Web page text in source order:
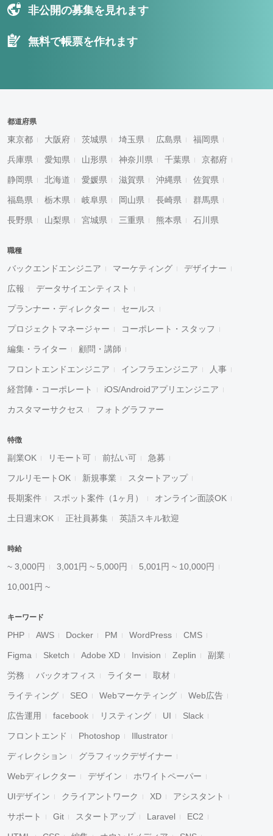
非公開の募集を見れます
無料で帳票を作れます
都道府県
東京都 大阪府 茨城県 埼玉県 広島県 福岡県
兵庫県 愛知県 山形県 神奈川県 千葉県 京都府
静岡県 北海道 愛媛県 滋賀県 沖縄県 佐賀県
福島県 栃木県 岐阜県 岡山県 長崎県 群馬県
長野県 山梨県 宮城県 三重県 熊本県 石川県
職種
バックエンドエンジニア マーケティング デザイナー
広報 データサイエンティスト
プランナー・ディレクター セールス
プロジェクトマネージャー コーポレート・スタッフ
編集・ライター 顧問・講師
フロントエンドエンジニア インフラエンジニア 人事
経営陣・コーポレート iOS/Androidアプリエンジニア
カスタマーサクセス フォトグラファー
特徴
副業OK リモート可 前払い可 急募
フルリモートOK 新規事業 スタートアップ
長期案件 スポット案件（1ヶ月） オンライン面談OK
土日週末OK 正社員募集 英語スキル歓迎
時給
~ 3,000円 3,001円 ~ 5,000円 5,001円 ~ 10,000円
10,001円 ~
キーワード
PHP AWS Docker PM WordPress CMS
Figma Sketch Adobe XD Invision Zeplin 副業
労務 バックオフィス ライター 取材
ライティング SEO Webマーケティング Web広告
広告運用 facebook リスティング UI Slack
フロントエンド Photoshop Illustrator
ディレクション グラフィックデザイナー
Webディレクター デザイン ホワイトペーパー
UIデザイン クライアントワーク XD アシスタント
サポート Git スタートアップ Laravel EC2